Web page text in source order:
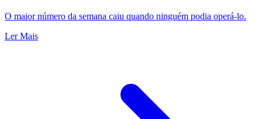
O maior número da semana caiu quando ninguém podia operá-lo.
Ler Mais